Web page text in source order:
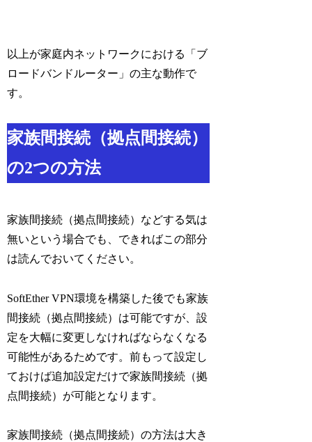
以上が家庭内ネットワークにおける「ブ
ロードバンドルーター」の主な動作で
す。
家族間接続（拠点間接続）
の2つの方法
家族間接続（拠点間接続）などする気は
無いという場合でも、できればこの部分
は読んでおいてください。
SoftEther VPN環境を構築した後でも家族
間接続（拠点間接続）は可能ですが、設
定を大幅に変更しなければならなくなる
可能性があるためです。前もって設定し
ておけば追加設定だけで家族間接続（拠
点間接続）が可能となります。
家族間接続（拠点間接続）の方法は大き